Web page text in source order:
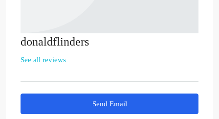
donaldflinders
See all reviews
Send Email